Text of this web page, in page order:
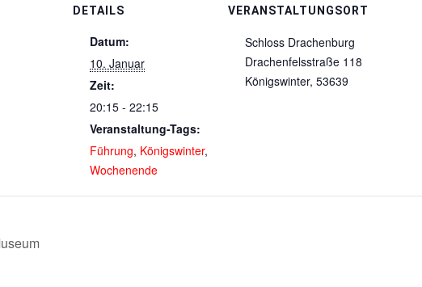
DETAILS
Datum:
10. Januar
Zeit:
20:15 - 22:15
Veranstaltung-Tags:
Führung, Königswinter,
Wochenende
VERANSTALTUNGSORT
Schloss Drachenburg
Drachenfelsstraße 118
Königswinter, 53639